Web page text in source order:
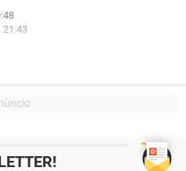
21:43